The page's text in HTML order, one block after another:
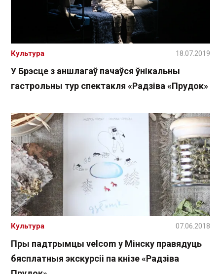
У Брэсце з аншлагаў пачаўся ўнікальны
гастрольны тур спектакля «Радзіва «Прудок»
Культура 18.07.2019
Пры падтрымцы velcom у Мінску правядуць
бясплатныя экскурсіі па кнізе «Радзіва
Культура 07.06.2018